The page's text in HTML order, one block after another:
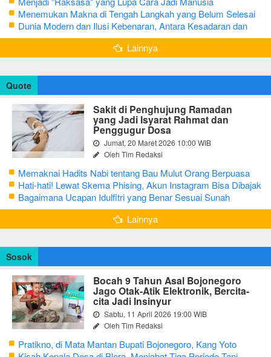
Menemukan Makna di Tengah Langkah yang Belum Selesai
Dunia Modern dan Ilusi Kebenaran, Antara Kesadaran dan
terjebak Tipu Daya
Lainnya
Quote
Sakit di Penghujung Ramadan
yang Jadi Isyarat Rahmat dan
Penggugur Dosa
Jumat, 20 Maret 2026 10:00 WIB
Oleh Tim Redaksi
Memaknai Hadits Nabi tentang Bau Mulut Orang Berpuasa
Secara Bijak Agar Tidak Menggangu
Hati-hati! Lewat Skema Phising, Akun Instagram Bisa Dibajak
Kurang dari 3 Menit
Bagaimana Ucapan Idulfitri yang Benar Sesuai Sunah
Rasulullah
Lainnya
Sosok
Bocah 9 Tahun Asal Bojonegoro
Jago Otak-Atik Elektronik, Bercita-
cita Jadi Insinyur
Sabtu, 11 April 2026 19:00 WIB
Oleh Tim Redaksi
Pratikno, di Mata Mantan Bupati Bojonegoro, Kang Yoto